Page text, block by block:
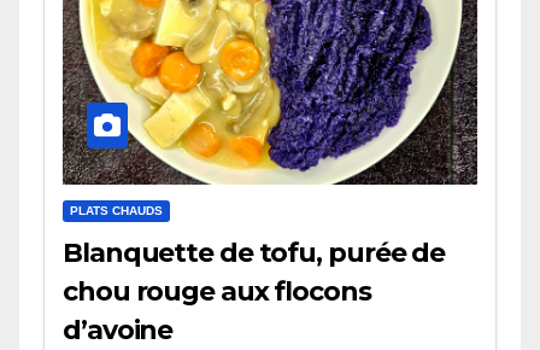
PLATS CHAUDS
Blanquette de tofu, purée de
chou rouge aux flocons
d’avoine